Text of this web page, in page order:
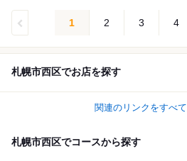
1 2 3 4
札幌市西区でお店を探す
関連のリンクをすべ
札幌市西区でコースから探す